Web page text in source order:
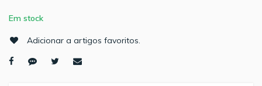
Em stock
Adicionar a artigos favoritos.